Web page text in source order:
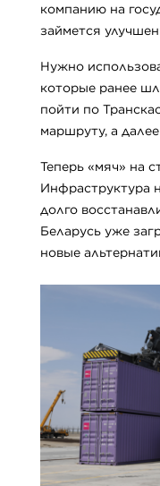
компанию на
займется
Нужно
которые ранее
пойти по
маршруту, а
Теперь «мяч» на
Инфраструктура
долго
Беларусь уже
новые